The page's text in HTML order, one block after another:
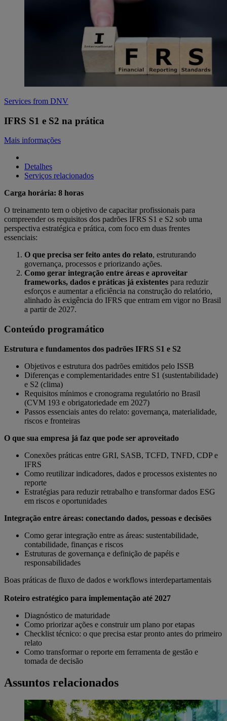
Services from DNV
IFRS S1 e S2 na prática
Mais informações
Detalhes
Serviços relacionados
Carga horária: 8 horas
O treinamento tem o objetivo de capacitar profissionais para
compreender os requisitos dos padrões IFRS S1 e S2 sob uma
perspectiva estratégica e prática, com foco em duas frentes
essenciais:
O que precisa ser feito antes do relato, estruturando
governança, processos e priorizando ações.
Como gerar integração entre áreas e aproveitar
frameworks, dados e práticas já existentes para reduzir
esforços e aumentar a eficiência na construção do relatório,
alinhado às exigência do IFRS que entram em vigor no Brasil
a partir de 2027.
Conteúdo programático
Estrutura e fundamentos dos padrões IFRS S1 e S2
Objetivos e estrutura dos padrões emitidos pelo ISSB
Diferenças e complementaridades entre S1 (sustentabilidade)
e S2 (clima)
Requisitos mínimos e cronograma regulatório no Brasil
(CVM 193 e obrigatoriedade em 2027)
Passos essenciais antes do relato: governança, materialidade,
riscos e fronteiras
O que sua empresa já faz que pode ser aproveitado
Conexões práticas entre GRI, SASB, TCFD, TNFD, CDP e
IFRS
Como reutilizar indicadores, dados e processos existentes no
reporte
Estratégias para reduzir retrabalho e transformar dados ESG
em riscos e oportunidades
Integração entre áreas: conectando dados, pessoas e decisões
Como gerar integração entre as áreas: sustentabilidade,
contabilidade, finanças e riscos
Estruturas de governança e definição de papéis e
responsabilidades
Boas práticas de fluxo de dados e workflows interdepartamentais
Roteiro estratégico para implementação até 2027
Diagnóstico de maturidade
Como priorizar ações e construir um plano por etapas
Checklist técnico: o que precisa estar pronto antes do primeiro
relato
Como transformar o reporte em ferramenta de gestão e
tomada de decisão
Assuntos relacionados